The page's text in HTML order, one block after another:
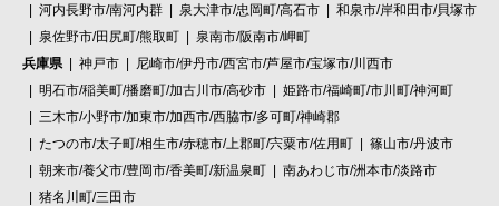
河内長野市/南河内群
泉大津市/忠岡町/高石市
和泉市/岸和田市/貝塚市
泉佐野市/田尻町/熊取町
泉南市/阪南市/岬町
兵庫県
神戸市
尼崎市/伊丹市/西宮市/芦屋市/宝塚市/川西市
明石市/稲美町/播磨町/加古川市/高砂市
姫路市/福崎町/市川町/神河町
三木市/小野市/加東市/加西市/西脇市/多可町/神崎郡
たつの市/太子町/相生市/赤穂市/上郡町/宍粟市/佐用町
篠山市/丹波市
朝来市/養父市/豊岡市/香美町/新温泉町
南あわじ市/洲本市/淡路市
猪名川町/三田市